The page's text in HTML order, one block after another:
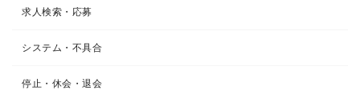
求人検索・応募
システム・不具合
停止・休会・退会